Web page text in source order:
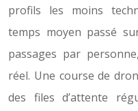
profils les moins
temps moyen passé
passages par
réel. Une course de
des files d’attente